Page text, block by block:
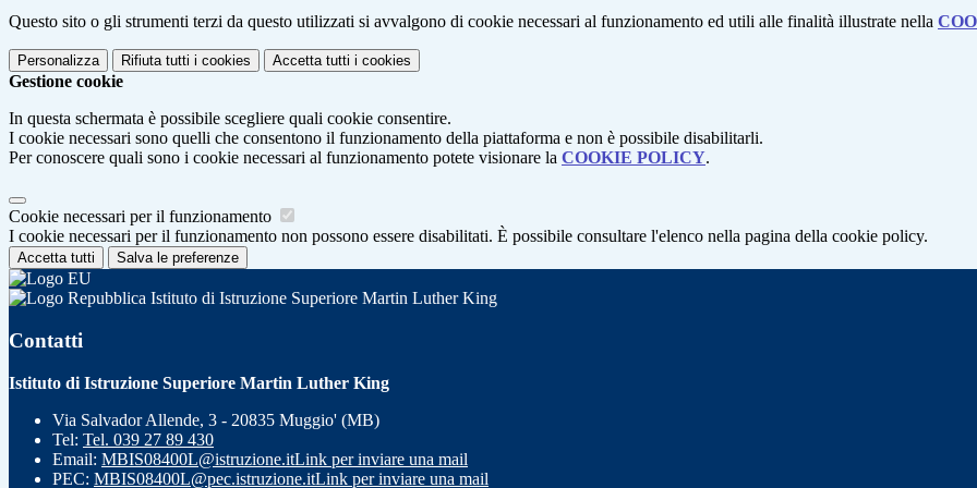
Questo sito o gli strumenti terzi da questo utilizzati si avvalgono di cookie necessari al funzionamento ed utili alle finalità illustrate nella
Personalizza Rifiuta tutti i cookies Accetta tutti i cookies
Gestione cookie
In questa schermata è possibile scegliere quali cookie consentire.
I cookie necessari sono quelli che consentono il funzionamento della piattaforma e non è possibile disabilitarli.
Per conoscere quali sono i cookie necessari al funzionamento potete visionare la COOKIE POLICY.
Cookie necessari per il funzionamento
I cookie necessari per il funzionamento non possono essere disabilitati. È possibile consultare l'elenco nella pagina della cookie policy.
Accetta tutti Salva le preferenze
Istituto di Istruzione Superiore Martin Luther King
Contatti
Istituto di Istruzione Superiore Martin Luther King
Via Salvador Allende, 3 - 20835 Muggio' (MB)
Tel: Tel. 039 27 89 430
Email: MBIS08400L@istruzione.itLink per inviare una mail
PEC: MBIS08400L@pec.istruzione.itLink per inviare una mail